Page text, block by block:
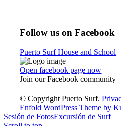
Follow us on Facebook
Puerto Surf House and School
Open facebook page now
Join our Facebook community
© Copyright Puerto Surf.
Enfold WordPress Theme by
Sesión de FotosExcursión de Surf